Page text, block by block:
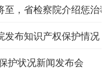
至，省检察院介绍惩治
发布知识产权保护情况
护状况新闻发布会